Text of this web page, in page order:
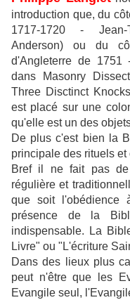
introduction que, du
1717-1720 - Jean-
Anderson) ou du
d'Angleterre de 1751
dans Masonry
Three Disctinct
est placé sur une
qu'elle est un des
De plus c'est bien la
principale des rituels
Bref il ne fait pas
régulière et
que soit l'obédience
présence de la
indispensable. La
Livre" ou "L'écriture
Dans des lieux plus
peut n'être que les
Evangile seul,